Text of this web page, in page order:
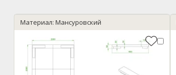
Материал: Мансуровский